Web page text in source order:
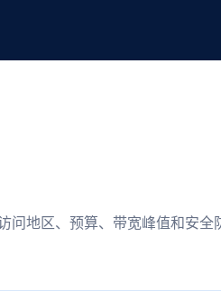
问地区、预算、带宽峰值和安全